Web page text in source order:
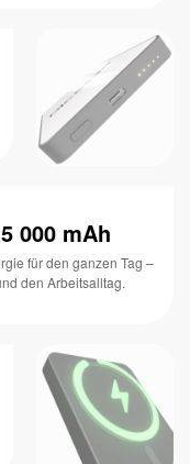
000 mAh
für den ganzen Tag –
den Arbeitsalltag.